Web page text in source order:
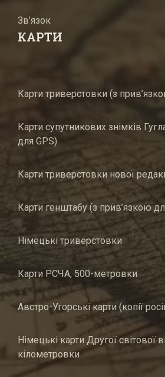
Зв’язок
КАРТИ
Карти триверстовки (з
Карти супутникових знімків
для GPS)
Карти триверстовки нової
Карти генштабу (з прив’язкою
Німецькі триверстовки
Карти РСЧА, 500-метровки
Австро-Угорські карти (копії
Німецькі карти Другої світової
кілометровки